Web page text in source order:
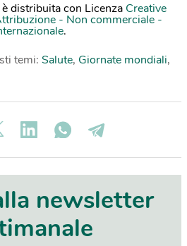
distribuita con Licenza Creative
- Non commerciale -
.
temi: Salute, Giornate mondiali,
newsletter